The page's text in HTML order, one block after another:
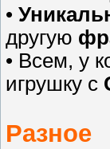
•
другую
• Всем, у
игрушку с
Разное